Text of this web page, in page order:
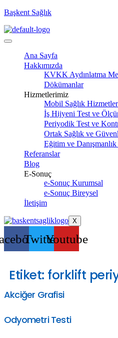
Başkent Sağlık
Ana Sayfa
Hakkımızda
KVKK Aydınlatma
Dökümanlar
Hizmetlerimiz
Mobil Sağlık
İş Hijyeni Test ve
Periyodik Test ve
Ortak Sağlık ve
Eğitim ve
Referanslar
Blog
E-Sonuç
e-Sonuç Kurumsal
e-Sonuç Bireysel
İletişim
X
TwitterYoutube
Etiket: forklift
Akciğer Grafisi
Odyometri Testi